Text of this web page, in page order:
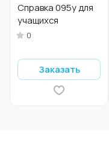
Справка 095у для
учащихся
0
Заказать